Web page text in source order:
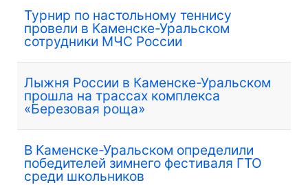
Турнир по настольному теннису
провели в Каменске-Уральском
сотрудники МЧС России
Лыжня России в Каменске-Уральском
прошла на трассах комплекса
«Березовая роща»
В Каменске-Уральском определили
победителей зимнего фестиваля ГТО
среди школьников